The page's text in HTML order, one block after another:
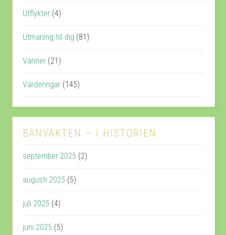
Utflykter (4)
Utmaning till dig (81)
Vänner (21)
Värderingar (145)
BANVAKTEN – I HISTORIEN
september 2025 (2)
augusti 2025 (5)
juli 2025 (4)
juni 2025 (5)